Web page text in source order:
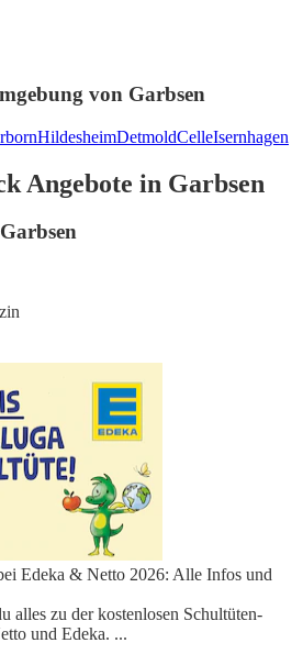
von Garbsen
HildesheimDetmoldCelleIsernhagen
Angebote in Garbsen
Edeka & Netto 2026: Alle Infos und
alles zu der kostenlosen Schultüten-
und Edeka. ...